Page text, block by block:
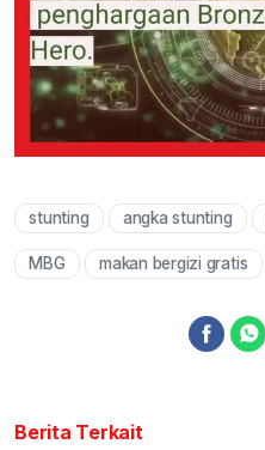
stunting angka stunting
MBG makan bergizi gratis
Berita Terkait